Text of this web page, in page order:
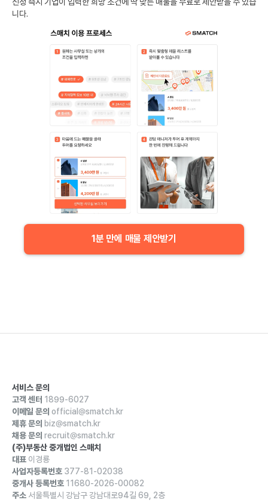
니다.
1분 만에 매물 제안받기
서비스 문의
고객 센터 1899-6027
이메일 문의 official@smatch.kr
제휴 문의 biz@smatch.kr
채용 문의 recruit@smatch.kr
(주)부동산 중개법인 스매치
대표 이경룡
사업자등록번호 377-81-02038
중개사 등록번호 11680-2026-00082
주소 서울특별시 강남구 강남대로94길 69, 2층